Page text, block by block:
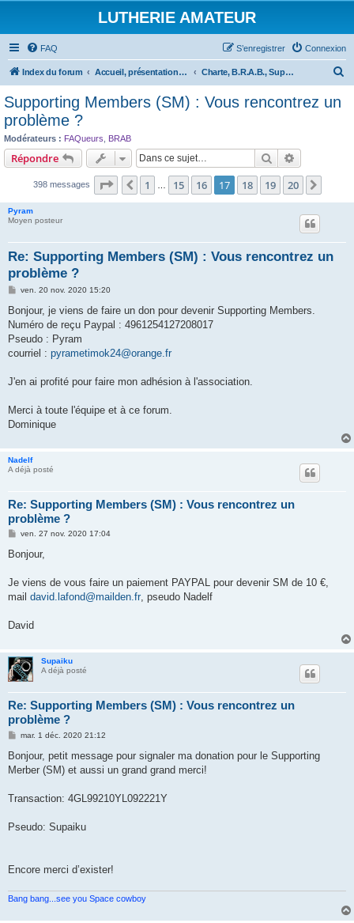
LUTHERIE AMATEUR
FAQ Connexion
S’enregistrer
Index du forum Accueil, présentations et informations Charte, B.R.A.B., Supporting Members et Association
h
r
Supporting Members (SM) : Vous rencontrez un
problème ?
Modérateurs : FAQueurs BRAB
Répondre Rechercher
398 messages Page 17 20
Précédente
1 15 16 17 18 19 20
Pyram
Moyen posteur
Re: Supporting Members (SM) : Vous rencontrez un
problème ?
M
s
a
g
ven. 20 nov. 2020 15:20
Bonjour, je viens de faire un don pour devenir Supporting Members.
Numéro de reçu Paypal : 4961254127208017
Pseudo : Pyram
courriel : pyrametimok24@orange.fr
J'en ai profité pour faire mon adhésion à l'association.
Merci à toute l'équipe et à ce forum.
Dominique
Nadelf
A déjà posté
Re: Supporting Members (SM) : Vous rencontrez un
problème ?
M
s
g
ven. 27 nov. 2020 17:04
Bonjour,
Je viens de vous faire un paiement PAYPAL pour devenir SM de 10 €,
mail david.lafond@mailden.fr, pseudo Nadelf
David
Supaiku
A déjà posté
Re: Supporting Members (SM) : Vous rencontrez un
problème ?
M
s
a
mar. 1 déc. 2020 21:12
Bonjour, petit message pour signaler ma donation pour le Supporting
Merber (SM) et aussi un grand grand merci!
Transaction: 4GL99210YL092221Y
Pseudo: Supaiku
Encore merci d’exister!
Bang bang...see you Space cowboy